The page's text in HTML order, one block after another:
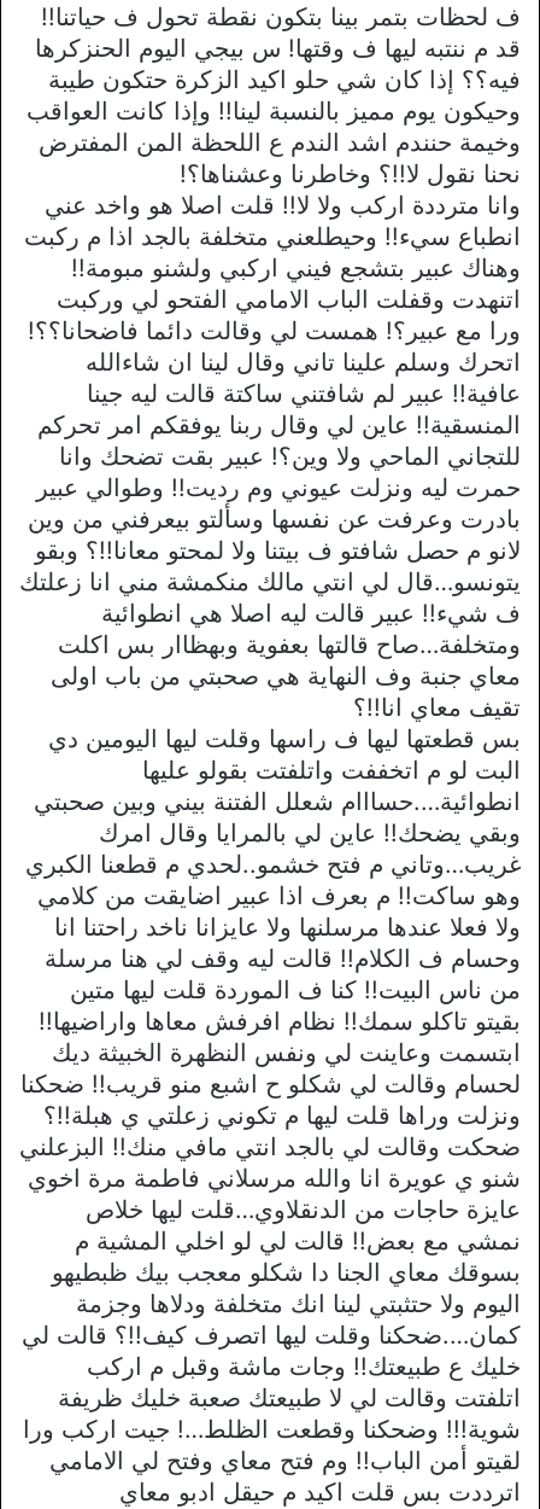
ف لحظات بتمر بينا بتكون نقطة تحول ف حياتنا!!
قد م ننتبه ليها ف وقتها! س بيجي اليوم الحنزكرها
فيه؟؟ إذا كان شي حلو اكيد الزكرة حتكون طيبة
وحيكون يوم مميز بالنسبة لينا!! وإذا كانت العواقب
وخيمة حنندم اشد الندم ع اللحظة المن المفترض
نحنا نقول لا!!؟ وخاطرنا وعشناها؟!
وانا مترددة اركب ولا لا!! قلت اصلا هو واخد عني
انطباع سيء!! وحيطلعني متخلفة بالجد اذا م ركبت
وهناك عبير بتشجع فيني اركبي ولشنو مبومة!!
اتنهدت وقفلت الباب الامامي الفتحو لي وركبت
ورا مع عبير؟! همست لي وقالت دائما فاضحانا؟؟!
اتحرك وسلم علينا تاني وقال لينا ان شاءالله
عافية!! عبير لم شافتني ساكتة قالت ليه جينا
المنسقية!! عاين لي وقال ربنا يوفقكم امر تحركم
للتجاني الماحي ولا وين؟! عبير بقت تضحك وانا
حمرت ليه ونزلت عيوني وم رديت!! وطوالي عبير
بادرت وعرفت عن نفسها وسألتو بيعرفني من وين
لانو م حصل شافتو ف بيتنا ولا لمحتو معانا!!؟ وبقو
يتونسو…قال لي انتي مالك منكمشة مني انا زعلتك
ف شيء!! عبير قالت ليه اصلا هي انطوائية
ومتخلفة…صاح قالتها بعفوية وبهظاار بس اكلت
معاي جنبة وف النهاية هي صحبتي من باب اولى
تقيف معاي انا!!؟
بس قطعتها ليها ف راسها وقلت ليها اليومين دي
البت لو م اتخففت واتلفتت بقولو عليها
انطوائية….حسااام شعلل الفتنة بيني وبين صحبتي
وبقي يضحك!! عاين لي بالمرايا وقال امرك
غريب…وتاني م فتح خشمو..لحدي م قطعنا الكبري
وهو ساكت!! م بعرف اذا عبير اضايقت من كلامي
ولا فعلا عندها مرسلنها ولا عايزانا ناخد راحتنا انا
وحسام ف الكلام!! قالت ليه وقف لي هنا مرسلة
من ناس البيت!! كنا ف الموردة قلت ليها متين
بقيتو تاكلو سمك!! نظام افرفش معاها واراضيها!!
ابتسمت وعاينت لي ونفس النظهرة الخبيثة ديك
لحسام وقالت لي شكلو ح اشبع منو قريب!! ضحكنا
ونزلت وراها قلت ليها م تكوني زعلتي ي هبلة!!؟
ضحكت وقالت لي بالجد انتي مافي منك!! البزعلني
شنو ي عويرة انا والله مرسلاني فاطمة مرة اخوي
عايزة حاجات من الدنقلاوي…قلت ليها خلاص
نمشي مع بعض!! قالت لي لو اخلي المشية م
بسوقك معاي الجنا دا شكلو معجب بيك ظبطيهو
اليوم ولا حتثبتي لينا انك متخلفة ودلاها وجزمة
كمان….ضحكنا وقلت ليها اتصرف كيف!!؟ قالت لي
خليك ع طبيعتك!! وجات ماشة وقبل م اركب
اتلفتت وقالت لي لا طبيعتك صعبة خليك ظريفة
شوية!!! وضحكنا وقطعت الظلط…! جيت اركب ورا
لقيتو أمن الباب!! وم فتح معاي وفتح لي الامامي
اترددت بس قلت اكيد م حيقل ادبو معاي